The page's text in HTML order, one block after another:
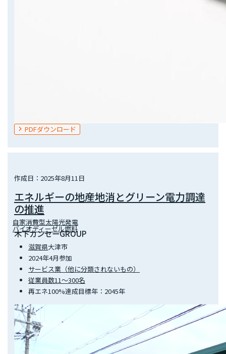
PDFダウンロード
作成日：2025年8月11日
エネルギーの地産地消とグリーン電力調達
の推進
自家消費型太陽光発電
バイオディーゼル燃料
木下カンセーGROUP
滋賀県大津市
2024年4月参加
サービス業（他に分類されないもの）
従業員数11～300名
再エネ100%達成目標年：2045年